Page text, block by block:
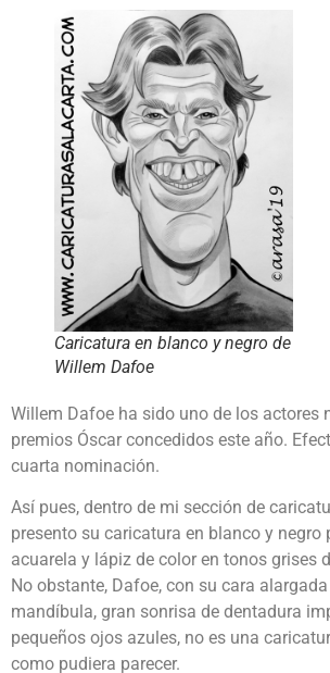
Caricatura en blanco y negro de
Willem Dafoe
Willem Dafoe ha sido uno de los actores
premios Óscar concedidos este año.
cuarta nominación.
Así pues, dentro de mi sección de
presento su caricatura en blanco y negro
acuarela y lápiz de color en tonos grises
No obstante, Dafoe, con su cara
mandíbula, gran sonrisa de dentadura
pequeños ojos azules, no es una
como pudiera parecer.